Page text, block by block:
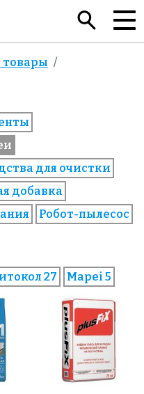
товары
для очистки
добавка
Робот-пылесос
27 Mapei 5